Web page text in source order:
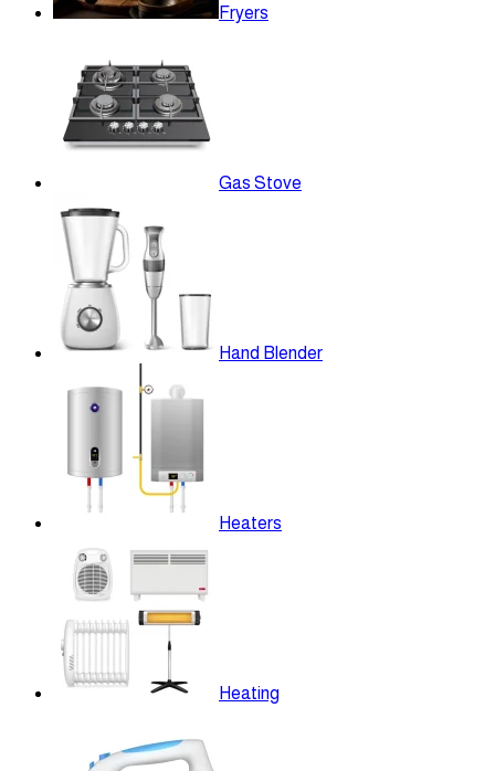
Fryers
Gas Stove
Hand Blender
Heaters
Heating